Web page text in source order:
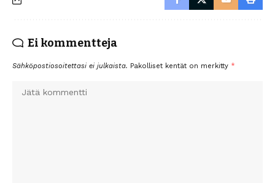
Ei kommentteja
Sähköpostiosoitettasi ei julkaista. Pakolliset kentät on merkitty *